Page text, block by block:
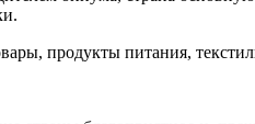
продукты питания,